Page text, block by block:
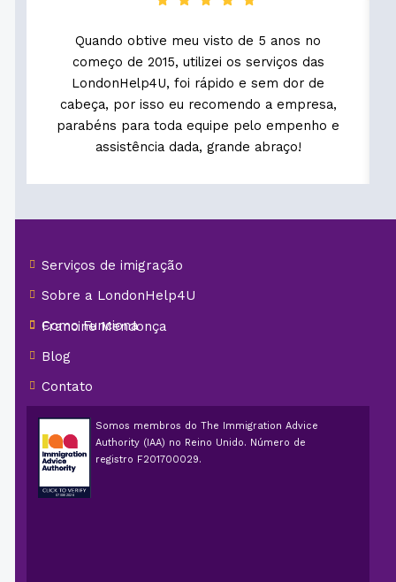
Quando obtive meu visto de 5 anos no
começo de 2015, utilizei os serviços das
LondonHelp4U, foi rápido e sem dor de
cabeça, por isso eu recomendo a empresa,
parabéns para toda equipe pelo empenho e
assistência dada, grande abraço!
Serviços de imigração
Sobre a LondonHelp4U
Como Funciona
Francine Mendonça
Blog
Contato
Somos membros do The Immigration Advice
Authority (IAA) no Reino Unido. Número de
registro F201700029.